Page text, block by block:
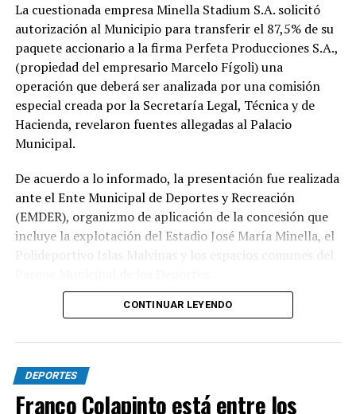
La cuestionada empresa Minella Stadium S.A. solicitó
autorización al Municipio para transferir el 87,5% de su
paquete accionario a la firma Perfeta Producciones S.A.,
(propiedad del empresario Marcelo Fígoli) una
operación que deberá ser analizada por una comisión
especial creada por la Secretaría Legal, Técnica y de
Hacienda, revelaron fuentes allegadas al Palacio
Municipal.
De acuerdo a lo informado, la presentación fue realizada
ante el Ente Municipal de Deportes y Recreación
(EMDER), organizmo de aplicación de la concesión que
incluye la explotación del Estadio José María Minella, el
Polideportivo Islas Malvinas y los espacios comunes del
A tal efecto, el secretario Legal, Técnico y de
Comisión ad hoc que tendrá la responsabilidad de
analizar la documentación presentada por la
concesionaria y determinar si la operación se ajusta a las
exigencias previstas en el contrato y en la normativa
CONTINUAR LEYENDO
DEPORTES
Franco Colapinto está entre los